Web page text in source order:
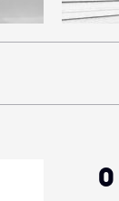
18
0